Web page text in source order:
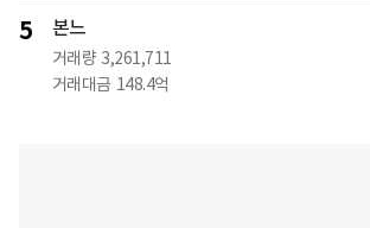
5 본느
거래량 3,261,711
거래대금 148.4억